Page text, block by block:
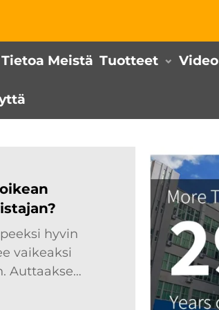
Tietoa Meistä Tuotteet Video
hyvin
vaikeaksi
Auttaakseni